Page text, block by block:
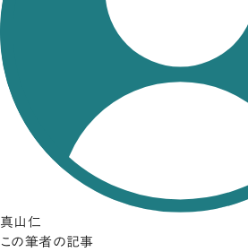
真山仁
この筆者の記事